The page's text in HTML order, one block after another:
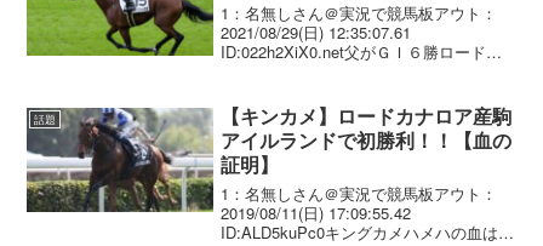
1：名無しさん＠実況で競馬板アウト：
2021/08/29(日) 12:35:07.61
ID:022h2XiX0.net父がＧＩ６勝ロードカ
隆、牝２）が２７日、栗東トレセ...
話題
【キンカメ】ロードカナロア産駒
アイルランドで初勝利！！【血の
証明】
1：名無しさん＠実況で競馬板アウト：
2019/08/11(日) 17:09:55.42
ID:ALD5kuPc0キングカメハメハの血は世